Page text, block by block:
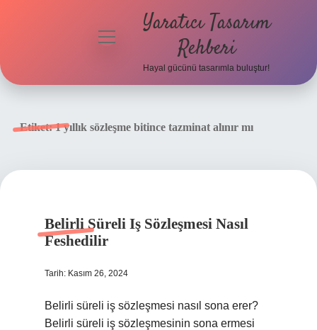
Politikası
menüyü
Yaratıcı Tasarım
Rehberi
Hayal gücünü tasarımla buluştur!
Etiket:1 yıllık sözleşme bitince tazminat alınır mı
Belirli Süreli Iş Sözleşmesi Nasıl
Feshedilir
Tarih: Kasım 26, 2024
Belirli süreli iş sözleşmesi nasıl sona erer?
Belirli süreli iş sözleşmesinin sona ermesi